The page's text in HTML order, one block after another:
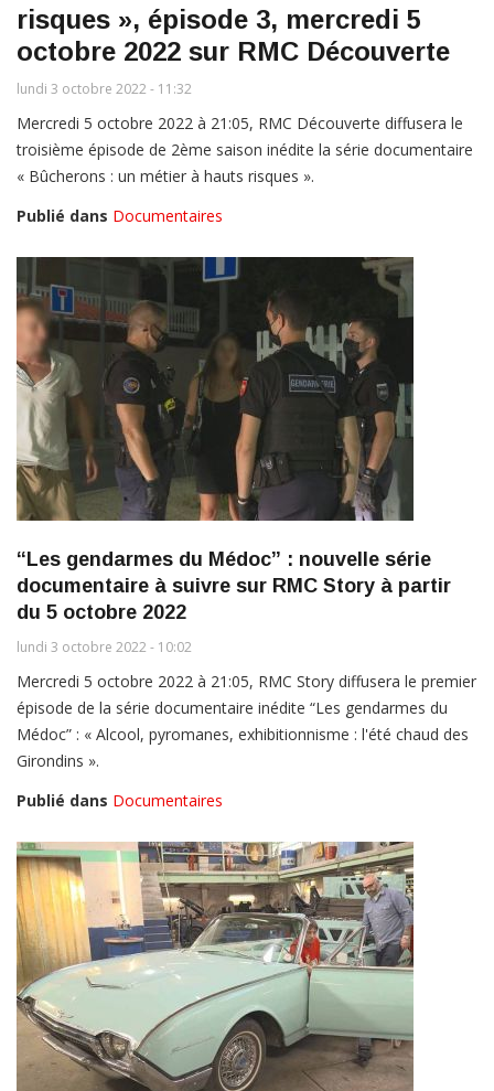
risques », épisode 3, mercredi 5
octobre 2022 sur RMC Découverte
lundi 3 octobre 2022 - 11:32
Mercredi 5 octobre 2022 à 21:05, RMC Découverte diffusera le
troisième épisode de 2ème saison inédite la série documentaire
« Bûcherons : un métier à hauts risques ».
Publié dans Documentaires
“Les gendarmes du Médoc” : nouvelle série
documentaire à suivre sur RMC Story à partir
du 5 octobre 2022
lundi 3 octobre 2022 - 10:02
Mercredi 5 octobre 2022 à 21:05, RMC Story diffusera le premier
épisode de la série documentaire inédite “Les gendarmes du
Médoc” : « Alcool, pyromanes, exhibitionnisme : l'été chaud des
Girondins ».
Publié dans Documentaires